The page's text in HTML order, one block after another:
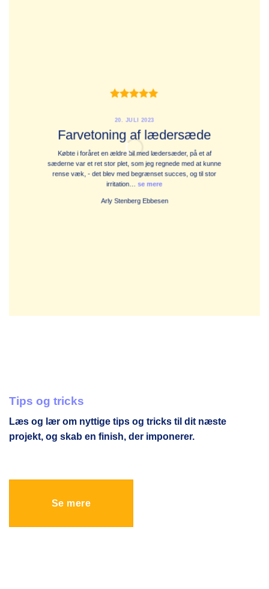
20. JULI 2023
Farvetoning af lædersæde
Købte i foråret en ældre bil med lædersæder, på et af
sæderne var et ret stor plet, som jeg regnede med at kunne
rense væk, - det blev med begrænset succes, og til stor
irritation… se mere
Arly Stenberg Ebbesen
Tips og tricks
Læs og lær om nyttige tips og tricks til dit næste
projekt, og skab en finish, der imponerer.
Se mere